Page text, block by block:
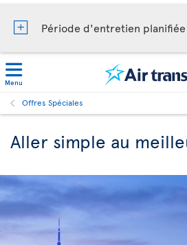
Période d'entretien planifiée
Menu
Offres Spéciales
Aller simple au